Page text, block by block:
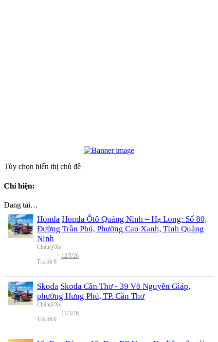
Tùy chọn hiển thị chủ đề
Chỉ hiện:
Đang tải…
Honda Honda Ôtô Quảng Ninh – Hạ Long: Số 80,
Đường Trần Phú, Phường Cao Xanh, Tỉnh Quảng
Ninh
Châu@Xe
Trả lời 0
12/3/26
Skoda Skoda Cần Thơ - 39 Võ Nguyên Giáp,
phường Hưng Phú, TP. Cần Thơ
Châu@Xe
Trả lời 0
11/3/26